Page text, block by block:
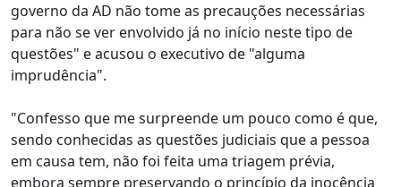
governo da AD não tome as precauções necessárias
para não se ver envolvido já no início neste tipo de
questões" e acusou o executivo de "alguma
imprudência".
"Confesso que me surpreende um pouco como é que,
sendo conhecidas as questões judiciais que a pessoa
em causa tem, não foi feita uma triagem prévia,
embora sempre preservando o princípio da inocência